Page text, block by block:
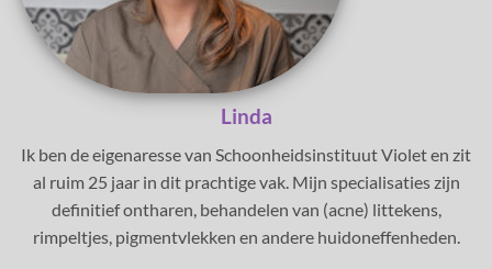
Linda
Ik ben de eigenaresse van Schoonheidsinstituut Violet en zit
al ruim 25 jaar in dit prachtige vak. Mijn specialisaties zijn
definitief ontharen, behandelen van (acne) littekens,
rimpeltjes, pigmentvlekken en andere huidoneffenheden.